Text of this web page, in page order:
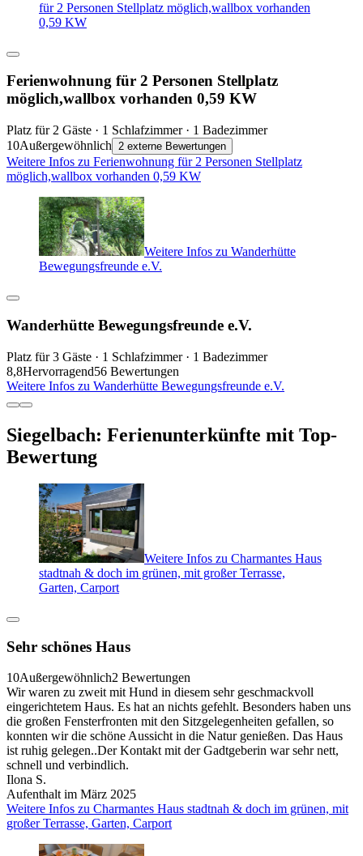
für 2 Personen Stellplatz möglich,wallbox vorhanden
0,59 KW
Ferienwohnung für 2 Personen Stellplatz
möglich,wallbox vorhanden 0,59 KW
Platz für 2 Gäste · 1 Schlafzimmer · 1 Badezimmer
10Außergewöhnlich 2 externe Bewertungen
Weitere Infos zu Ferienwohnung für 2 Personen Stellplatz
möglich,wallbox vorhanden 0,59 KW
Weitere Infos zu Wanderhütte
Bewegungsfreunde e.V.
Wanderhütte Bewegungsfreunde e.V.
Platz für 3 Gäste · 1 Schlafzimmer · 1 Badezimmer
8,8Hervorragend56 Bewertungen
Weitere Infos zu Wanderhütte Bewegungsfreunde e.V.
Siegelbach: Ferienunterkünfte mit Top-
Bewertung
Weitere Infos zu Charmantes Haus
stadtnah & doch im grünen, mit großer Terrasse,
Garten, Carport
Sehr schönes Haus
10Außergewöhnlich2 Bewertungen
Wir waren zu zweit mit Hund in diesem sehr geschmackvoll
eingerichtetem Haus. Es hat an nichts gefehlt. Besonders haben uns
die großen Fensterfronten mit den Sitzgelegenheiten gefallen, so
konnten wir die schöne Aussicht in die Natur genießen. Das Haus
ist ruhig gelegen..Der Kontakt mit der Gadtgeberin war sehr nett,
schnell und verbindlich.
Ilona S.
Aufenthalt im März 2025
Weitere Infos zu Charmantes Haus stadtnah & doch im grünen, mit
großer Terrasse, Garten, Carport